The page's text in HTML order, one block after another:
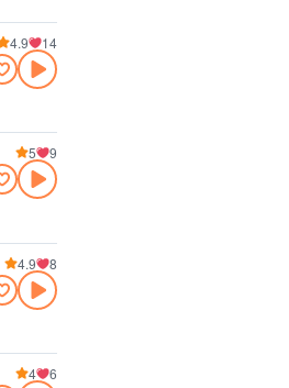
4.9 14
5 9
4.9 8
4 6